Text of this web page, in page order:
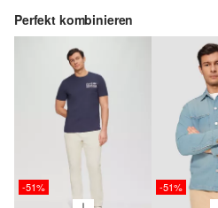
Perfekt kombinieren
-51% -51%